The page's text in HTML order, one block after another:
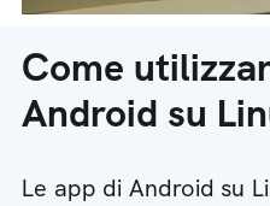
Come
Android su
Le app di Android su